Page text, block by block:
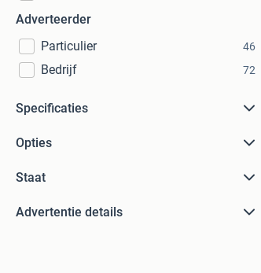
Adverteerder
Particulier
46
Bedrijf 72
Specificaties
Opties
Staat
Advertentie details